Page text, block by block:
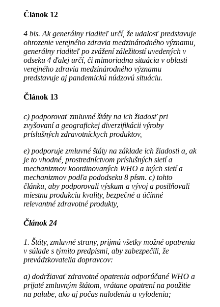
Článok 12
4 bis. Ak generálny riaditeľ určí, že udalosť predstavuje
ohrozenie verejného zdravia medzinárodného významu,
generálny riaditeľ po zvážení záležitostí uvedených v
odseku 4 ďalej určí, či mimoriadna situácia v oblasti
verejného zdravia medzinárodného významu
predstavuje aj pandemickú núdzovú situáciu.
Článok 13
c) podporovať zmluvné štáty na ich žiadosť pri
zvyšovaní a geografickej diverzifikácii výroby
príslušných zdravotníckych produktov,
e) podporuje zmluvné štáty na základe ich žiadosti a, ak
je to vhodné, prostredníctvom príslušných sietí a
mechanizmov koordinovaných WHO a iných sietí a
mechanizmov podľa pododseku 8 písm. c) tohto
článku, aby podporovali výskum a vývoj a posilňovali
miestnu produkciu kvality, bezpečné a účinné
relevantné zdravotné produkty,
Článok 24
1. Štáty, zmluvné strany, prijmú všetky možné opatrenia
v súlade s týmito predpismi, aby zabezpečili, že
prevádzkovatelia dopravcov:
a) dodržiavať zdravotné opatrenia odporúčané WHO a
prijaté zmluvným štátom, vrátane opatrení na použitie
na palube, ako aj počas nalodenia a vylodenia;